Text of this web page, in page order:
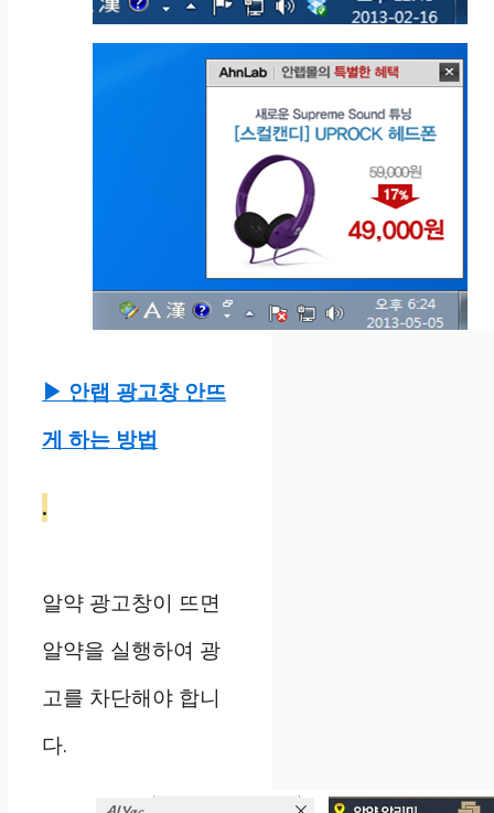
▶ 안랩 광고창 안뜨
게 하는 방법
.
알약 광고창이 뜨면
알약을 실행하여 광
고를 차단해야 합니
다.